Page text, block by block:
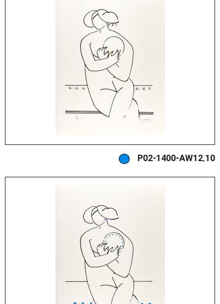
P02-1400-AW12.10